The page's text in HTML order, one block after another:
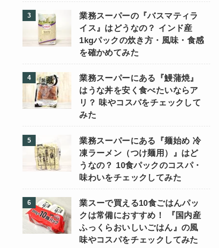
業務スーパーの『バスマティラ
イス』はどうなの？ インド産
1kgパックの炊き方・風味・食感
を確かめてみた
業務スーパーにある『鰻蒲焼』
はうな丼を安く食べたいならア
リ？ 味やコスパをチェックして
みた
業務スーパーにある『麺始め 冷
凍ラーメン（つけ麺用）』はど
うなの？ 10食パックのコスパ・
味わいをチェックしてみた
業スーで買える10食ごはんパッ
クは常備におすすめ！ 『国内産
ふっくらおいしいごはん』の風
味やコスパをチェックしてみた